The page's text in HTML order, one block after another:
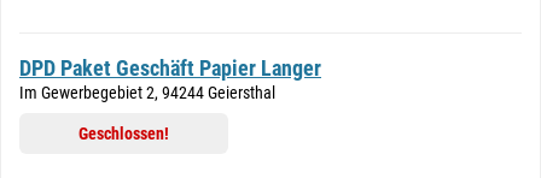
DPD Paket Geschäft Papier Langer
Im Gewerbegebiet 2, 94244 Geiersthal
Geschlossen!